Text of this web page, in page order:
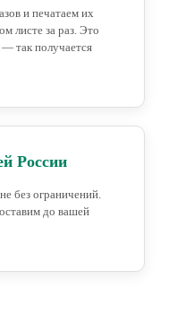
и печатаем их
листе за раз. Это
так получается
России
без ограничений.
до вашей